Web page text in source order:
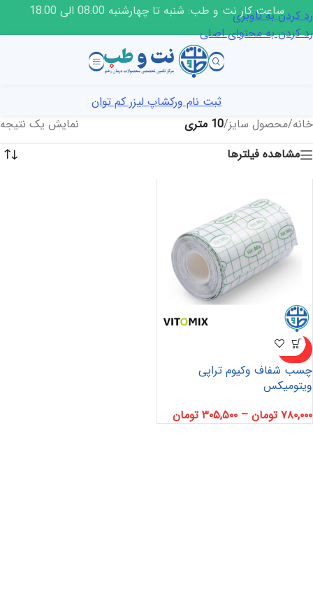
رد کردن به ناوبری
رد کردن به محتوای اصلی
ساعت کار نت و طب: شنبه تا چهارشنبه 08:00 الی 18:00
ثبت نام ورکشاپ لیزر کم توان
خانه/محصول سایز/10 متری
نمایش یک نتیجه
مشاهده فیلترها
ناموجو
د
چسب شفاف وکیوم تراپی
ویتومیکس
۷۸۰,۰۰۰ تومان – ۳۰۵,۵۰۰ تومان